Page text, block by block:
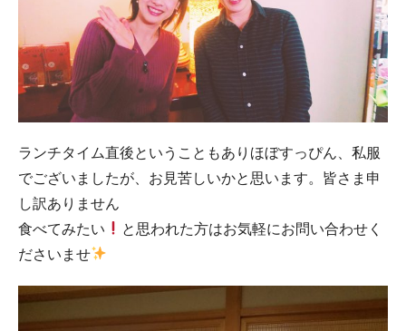
ランチタイム直後ということもありほぼすっぴん、私服
でございましたが、お見苦しいかと思います。皆さま申
し訳ありません
食べてみたい
と思われた方はお気軽にお問い合わせく
ださいませ